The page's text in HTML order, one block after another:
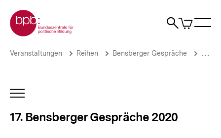
zum
Seiteninhalt
springen
Zur Startseite der bpb
Suche
Artikel
im
Workshop:
Ost-
und
Westdeutschland
Brotkrümelnavigation
Pfadnavigation
Veranstaltungen Reihen Bensberger Gespräche 17.
INHALTSNAVIGATION
17. Bensberger Gespräche 2020